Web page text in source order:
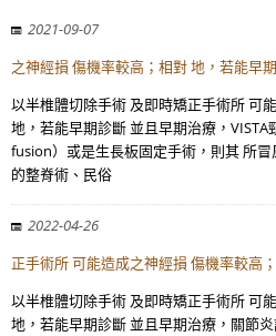
2021-09-07
之神經損 傷機率較高；相對 地，若能早
以半椎體切除手術 及即時矯正手術所 可
地，若能早期診斷 並且早期治療，
fusion）或是生長板固定手術，則其 所
的整脊術、民俗
2022-04-26
正手術所 可能造成之神經損 傷機率較高
以半椎體切除手術 及即時矯正手術所 可
地，若能早期診斷 並且早期治療，關節